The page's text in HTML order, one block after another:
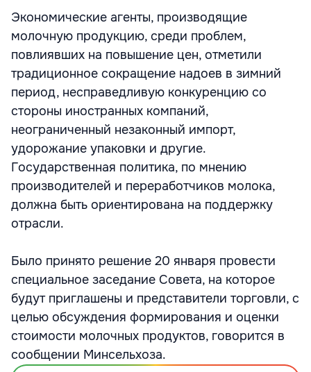
Экономические агенты, производящие
молочную продукцию, среди проблем,
повлиявших на повышение цен, отметили
традиционное сокращение надоев в зимний
период, несправедливую конкуренцию со
стороны иностранных компаний,
неограниченный незаконный импорт,
удорожание упаковки и другие.
Государственная политика, по мнению
производителей и переработчиков молока,
должна быть ориентирована на поддержку
отрасли.
Было принято решение 20 января провести
специальное заседание Совета, на которое
будут приглашены и представители торговли, с
целью обсуждения формирования и оценки
стоимости молочных продуктов, говорится в
сообщении Минсельхоза.